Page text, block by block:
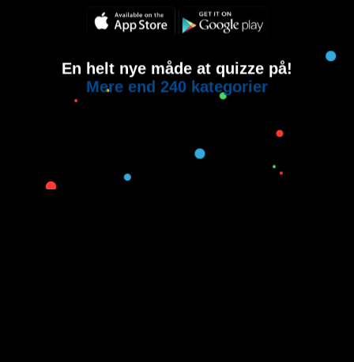
En helt nye måde at quizze på!
Mere end 240 kategorier